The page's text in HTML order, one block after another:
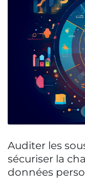
Auditer les
sécuriser la
données